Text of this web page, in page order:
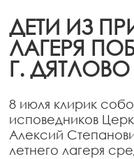
ДЕТИ ИЗ
ЛАГЕРЯ
Г. ДЯТЛОВО
8 июля клирик
исповедников
Алексий
летнего лагеря